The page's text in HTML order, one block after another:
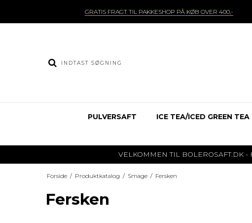
GRATIS FRAGT TIL PAKKESHOP PÅ KØB OVER 400,-
PULVERSAFT ICE TEA/ICED GREEN TEA
VELKOMMEN TIL BOLEROSAFT.DK
Forside / Produktkatalog / Smage / Fersken
Fersken